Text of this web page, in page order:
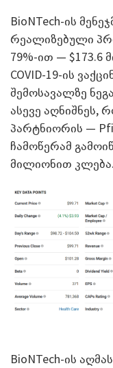
BioNTech-ის
რეალიზებული
79%-ით — $173.6
COVID-19-ის
შემოსავალზე
ასევე აღნიშნეს,
პარტნიორის —
ჩამოწერამ
მილიონით კლება.
BioNTech-ის